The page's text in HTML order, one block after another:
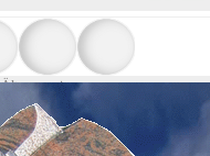
Ältere anzeigen